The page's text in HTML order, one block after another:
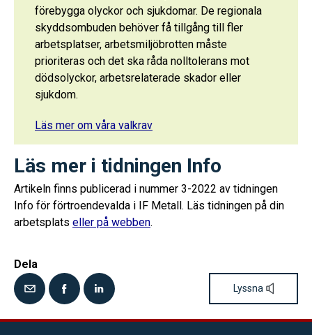
förebygga olyckor och sjukdomar. De regionala
skyddsombuden behöver få tillgång till fler
arbetsplatser, arbetsmiljöbrotten måste
prioriteras och det ska råda nolltolerans mot
dödsolyckor, arbetsrelaterade skador eller
sjukdom.
Läs mer om våra valkrav
Läs mer i tidningen Info
Artikeln finns publicerad i nummer 3-2022 av tidningen
Info för förtroendevalda i IF Metall. Läs tidningen på din
arbetsplats eller på webben.
Dela
Lyssna